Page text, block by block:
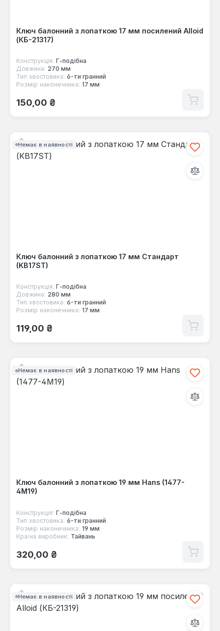
Ключ балонний з лопаткою 17 мм посилений Alloid
(КБ-21317)
Конструкція: Г-пoдібна
Довжина: 270 мм
Тип хвостовика: 6-ти гранний
Розмір наконечника: 17 мм
Звичайна ціна:
150,00 ₴
Немає в наявності
Ключ балонний з лопаткою 17 мм Стандарт
(KB17ST)
Конструкція: Г-пoдібна
Довжина: 280 мм
Тип хвостовика: 6-ти гранний
Розмір наконечника: 17 мм
Звичайна ціна:
119,00 ₴
Немає в наявності
Ключ балонний з лопаткою 19 мм Hans (1477-
4М19)
Конструкція: Г-пoдібна
Тип хвостовика: 6-ти гранний
Розмір наконечника: 19 мм
Країна виробник: Тайвань
Звичайна ціна:
320,00 ₴
Немає в наявності